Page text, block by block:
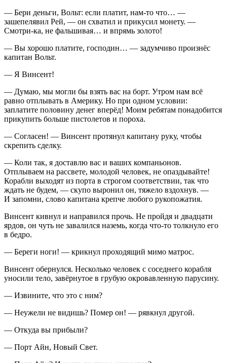
— Бери деньги, Вольт: если платит, нам-то что… —
зашепелявил Рей, — он схватил и прикусил монету. —
Смотри-ка, не фальшивая… и впрямь золото!
— Вы хорошо платите, господин… — задумчиво произнёс
капитан Вольт.
— Я Винсент!
— Думаю, мы могли бы взять вас на борт. Утром нам всё
равно отплывать в Америку. Но при одном условии:
заплатите половину денег вперёд! Моим ребятам понадобится
прикупить больше пистолетов и пороха.
— Согласен! — Винсент протянул капитану руку, чтобы
скрепить сделку.
— Коли так, я доставлю вас и ваших компаньонов.
Отплываем на рассвете, молодой человек, не опаздывайте!
Корабли выходят из порта в строгом соответствии, так что
ждать не будем, — скупо выронил он, тяжело вздохнув. —
И запомни, слово капитана крепче любого рукопожатия.
Винсент кивнул и направился прочь. Не пройдя и двадцати
ярдов, он чуть не завалился наземь, когда что-то толкнуло его
в бедро.
— Береги ноги! — крикнул проходящий мимо матрос.
Винсент обернулся. Несколько человек с соседнего корабля
уносили тело, завёрнутое в грубую окровавленную парусину.
— Извините, что это с ним?
— Неужели не видишь? Помер он! — рявкнул другой.
— Откуда вы прибыли?
— Порт Айн, Новый Свет.